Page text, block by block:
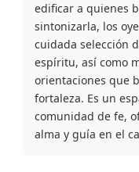
edificar a quienes
sintonizarla, los
cuidada selección
espíritu, así como
orientaciones que
fortaleza. Es un
comunidad de fe,
alma y guía en el